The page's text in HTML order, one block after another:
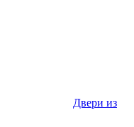
Двери из